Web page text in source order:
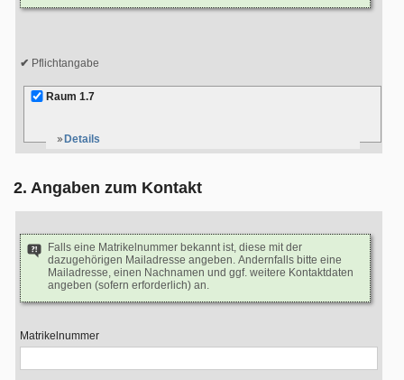
Pflichtangabe
Raum 1.7
Details
2. Angaben zum Kontakt
Falls eine Matrikelnummer bekannt ist, diese mit der
dazugehörigen Mailadresse angeben. Andernfalls bitte eine
Mailadresse, einen Nachnamen und ggf. weitere Kontaktdaten
angeben (sofern erforderlich) an.
Matrikelnummer